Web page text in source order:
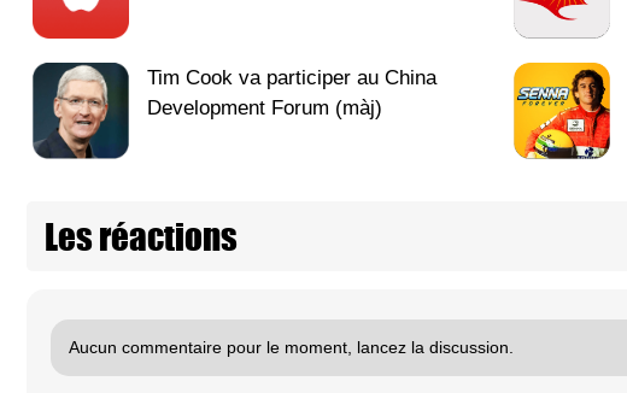
Tim Cook va participer au China
Development Forum (màj)
Les réactions
Aucun commentaire pour le moment, lancez la discussion.